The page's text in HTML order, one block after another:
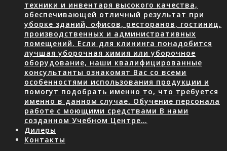
техники и инвентаря высокого качества,
обеспечивающей отличный результат при
уборке зданий, офисов, ресторанов, гостиниц,
производственных и административных
помещений. Если для клининга понадобится
лучшая уборочная химия или уборочное
оборудование, наши квалифицированные
консультанты ознакомят Вас со всеми
особенностями использования продукции и
помогут подобрать именно то, что требуется
именно в данном случае. Обучение персонала
работе с моющими средствами В нами
созданном Учебном Центре…
Дилеры
Контакты